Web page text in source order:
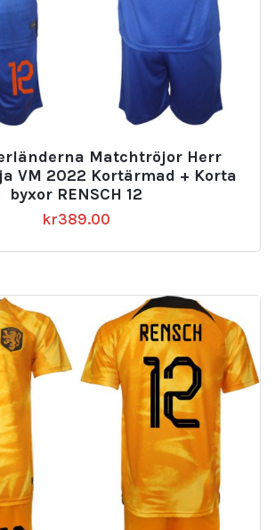
Matchtröjor Herr
VM 2022 Kortärmad + Korta
byxor RENSCH 12
kr389.00